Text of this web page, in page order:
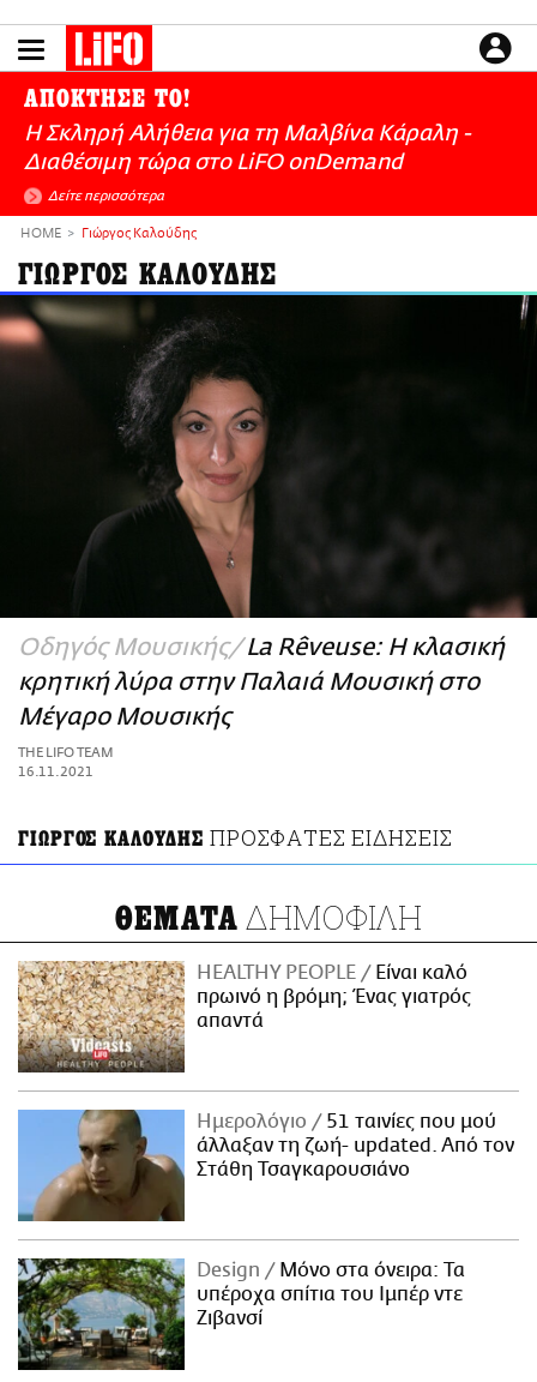
το
NEWSLETTER
ΜΙΚΡΟΠΡΑΓΜΑΤΑ
THE GOOD LIFO
CITY GUIDE
ΕΙΔΗΣΕΙΣ
CULTURE
ΑΠΟΨΕΙΣ
ΤΡΟΠΟΣ ΖΩΗΣ
PODCASTS
Plus
ΑΠΟΚΤΗΣΕ ΤΟ!
Η Σκληρή Αλήθεια για τη Μαλβίνα Κάραλη -
Διαθέσιμη τώρα στo LiFO onDemand
Δείτε περισσότερα
HOME Γιώργος Καλούδης
ΓΙΩΡΓΟΣ ΚΑΛΟΥΔΗΣ
Οδηγός Μουσικής La Rêveuse: H κλασική
κρητική λύρα στην Παλαιά Mουσική στο
Μέγαρο Μουσικής
THE LIFO TEAM
16.11.2021
ΓΙΩΡΓΟΣ ΚΑΛΟΥΔΗΣ ΠΡΟΣΦΑΤΕΣ ΕΙΔΗΣΕΙΣ
ΘΕΜΑΤΑ ΔΗΜΟΦΙΛΗ
HEALTHY PEOPLE
Είναι καλό
πρωινό η βρόμη; Ένας γιατρός
απαντά
Ημερολόγιο
51 ταινίες που μού
άλλαξαν τη ζωή- updated. Aπό τον
Στάθη Τσαγκαρουσιάνο
Design
Μόνο στα όνειρα: Τα
υπέροχα σπίτια του Ιμπέρ ντε
Ζιβανσί